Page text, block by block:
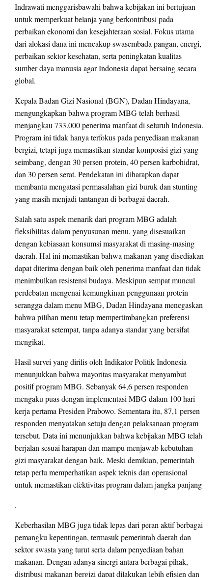
Indrawati menggarisbawahi bahwa kebijakan ini bertujuan
untuk memperkuat belanja yang berkontribusi pada
perbaikan ekonomi dan kesejahteraan sosial. Fokus utama
dari alokasi dana ini mencakup swasembada pangan, energi,
perbaikan sektor kesehatan, serta peningkatan kualitas
sumber daya manusia agar Indonesia dapat bersaing secara
global.
Kepala Badan Gizi Nasional (BGN), Dadan Hindayana,
mengungkapkan bahwa program MBG telah berhasil
menjangkau 733.000 penerima manfaat di seluruh Indonesia.
Program ini tidak hanya terfokus pada penyediaan makanan
bergizi, tetapi juga memastikan standar komposisi gizi yang
seimbang, dengan 30 persen protein, 40 persen karbohidrat,
dan 30 persen serat. Pendekatan ini diharapkan dapat
membantu mengatasi permasalahan gizi buruk dan stunting
yang masih menjadi tantangan di berbagai daerah.
Salah satu aspek menarik dari program MBG adalah
fleksibilitas dalam penyusunan menu, yang disesuaikan
dengan kebiasaan konsumsi masyarakat di masing-masing
daerah. Hal ini memastikan bahwa makanan yang disediakan
dapat diterima dengan baik oleh penerima manfaat dan tidak
menimbulkan resistensi budaya. Meskipun sempat muncul
perdebatan mengenai kemungkinan penggunaan protein
serangga dalam menu MBG, Dadan Hindayana menegaskan
bahwa pilihan menu tetap mempertimbangkan preferensi
masyarakat setempat, tanpa adanya standar yang bersifat
mengikat.
Hasil survei yang dirilis oleh Indikator Politik Indonesia
menunjukkan bahwa mayoritas masyarakat menyambut
positif program MBG. Sebanyak 64,6 persen responden
mengaku puas dengan implementasi MBG dalam 100 hari
kerja pertama Presiden Prabowo. Sementara itu, 87,1 persen
responden menyatakan setuju dengan pelaksanaan program
tersebut. Data ini menunjukkan bahwa kebijakan MBG telah
berjalan sesuai harapan dan mampu menjawab kebutuhan
gizi masyarakat dengan baik. Meski demikian, pemerintah
tetap perlu memperhatikan aspek teknis dan operasional
untuk memastikan efektivitas program dalam jangka panjang
.
Keberhasilan MBG juga tidak lepas dari peran aktif berbagai
pemangku kepentingan, termasuk pemerintah daerah dan
sektor swasta yang turut serta dalam penyediaan bahan
makanan. Dengan adanya sinergi antara berbagai pihak,
distribusi makanan bergizi dapat dilakukan lebih efisien dan